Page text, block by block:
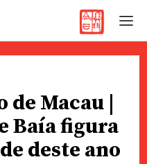
de Macau |
Baía figura
deste ano